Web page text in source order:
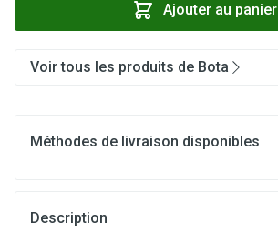
Ajouter au panier
Voir tous les produits de Bota
Méthodes de livraison disponibles
Description